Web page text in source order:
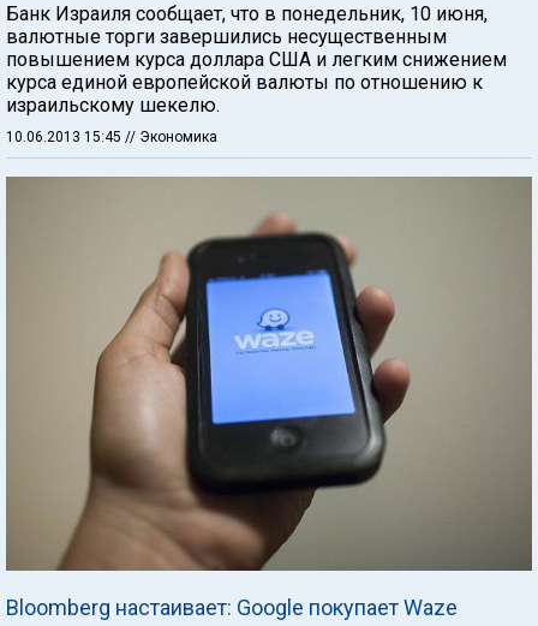
Банк Израиля сообщает, что в понедельник, 10 июня,
валютные торги завершились несущественным
повышением курса доллара США и легким снижением
курса единой европейской валюты по отношению к
израильскому шекелю.
10.06.2013 15:45 // Экономика
Bloomberg настаивает: Google покупает Waze